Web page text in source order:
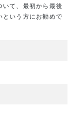
て、最初から最後
という方にお勧めで